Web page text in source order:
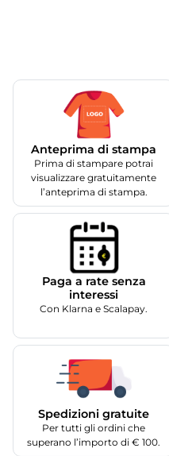
Anteprima di stampa
Prima di stampare potrai
visualizzare gratuitamente
l’anteprima di stampa.
Paga a rate senza
interessi
Con Klarna e Scalapay.
Spedizioni gratuite
Per tutti gli ordini che
superano l’importo di € 100.